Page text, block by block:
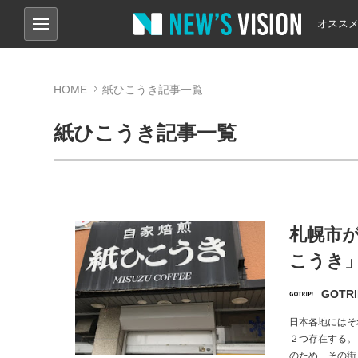
オスス
HOME 紙ひこうき記事一覧
紙ひこうき記事一覧
札幌市
こうき
日本各地には
２つ存在する
のため、その街